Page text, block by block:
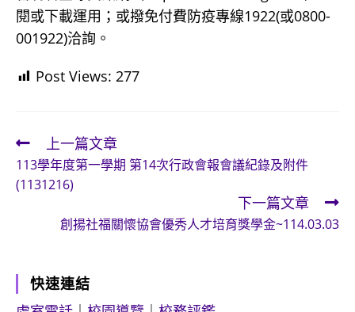
閱或下載運用；或撥免付費防疫專線1922(或0800-
001922)洽詢。
Post Views: 277
Read
more
articles
上一篇文章
113學年度第一學期 第14次行政會報會議紀錄及附件
(1131216)
下一篇文章
創揚社福關懷協會優秀人才培育獎學金~114.03.03
快速連結